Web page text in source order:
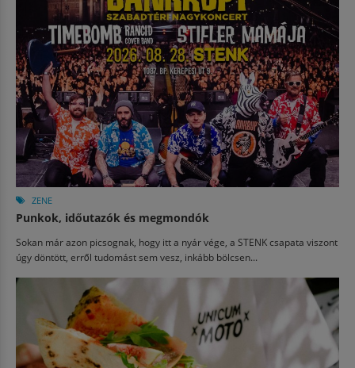
ZENE
Punkok, időutazók és megmondók
Sokan már azon picsognak, hogy itt a nyár vége, a STENK csapata viszont
úgy döntött, erről tudomást sem vesz, inkább bölcsen...